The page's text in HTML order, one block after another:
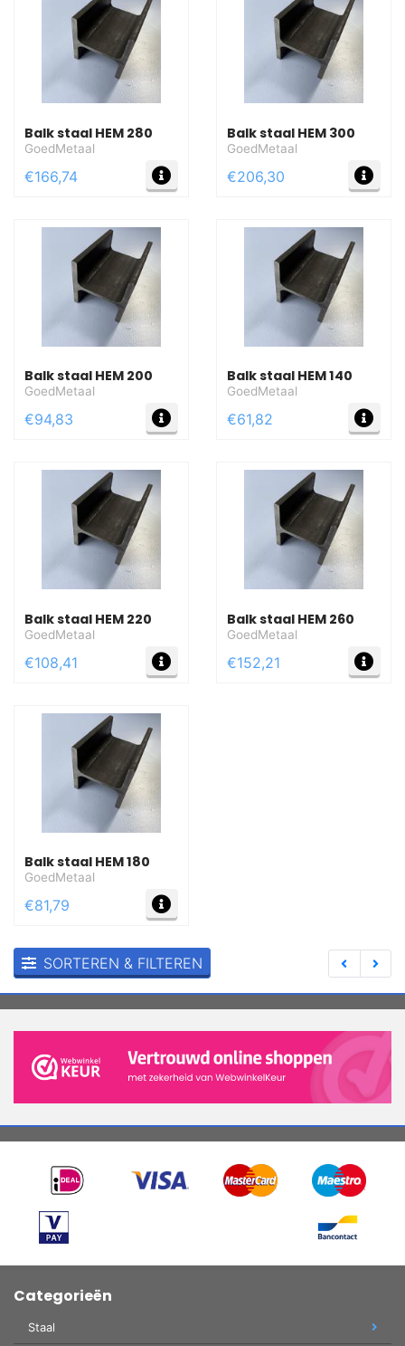
Balk staal HEM 280
GoedMetaal
€166,74 MEER INFO
Balk staal HEM 300
GoedMetaal
€206,30
Balk staal HEM 200
GoedMetaal
€94,83 MEER INFO
Balk staal HEM 140
GoedMetaal
€61,82
Balk staal HEM 220
GoedMetaal
€108,41 MEER INFO
Balk staal HEM 260
GoedMetaal
€152,21
Balk staal HEM 180
GoedMetaal
€81,79
SORTEREN & FILTEREN
Categorieën
Staal